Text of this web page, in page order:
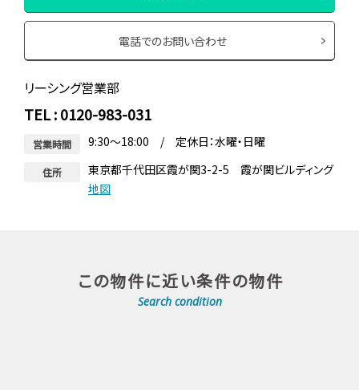
電話でのお問い合わせ
リーシング営業部
TEL : 0120-983-031
営業時間 9:30～18:00 / 定休日：水曜・日曜
住所
東京都千代田区霞が関3-2-5 霞が関ビルディング
地図
この物件に近い条件の物件
Search condition